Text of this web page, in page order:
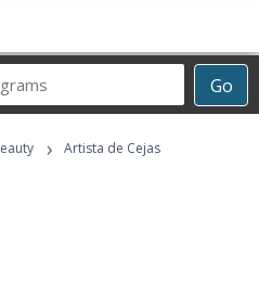
Go
› Artista de Cejas